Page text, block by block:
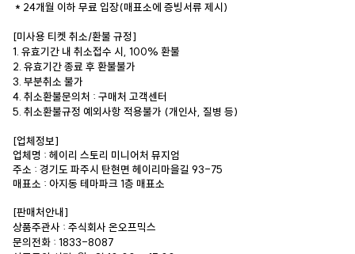
* 24개월 이하 무료 입장(매표소에 증빙서류 제시)
[미사용 티켓 취소/환불 규정]
1. 유효기간 내 취소접수 시, 100% 환불
2. 유효기간 종료 후 환불불가
3. 부분취소 불가
4. 취소환불문의처 : 구매처 고객센터
5. 취소환불규정 예외사항 적용불가 (개인사, 질병 등)
[업체정보]
업체명 : 헤이리 스토리 미니어처 뮤지엄
주소 : 경기도 파주시 탄현면 헤이리마을길 93-75
매표소 : 아지동 테마파크 1층 매표소
[판매처안내]
상품주관사 : 주식회사 온오프믹스
문의전화 : 1833-8087